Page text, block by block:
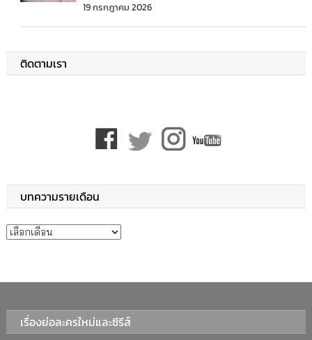
19 กรกฎาคม 2026
ติดตามเรา
บทความรายเดือน
บทความรายเดือน
เรื่องย่อละครใหม่และซีรีส์